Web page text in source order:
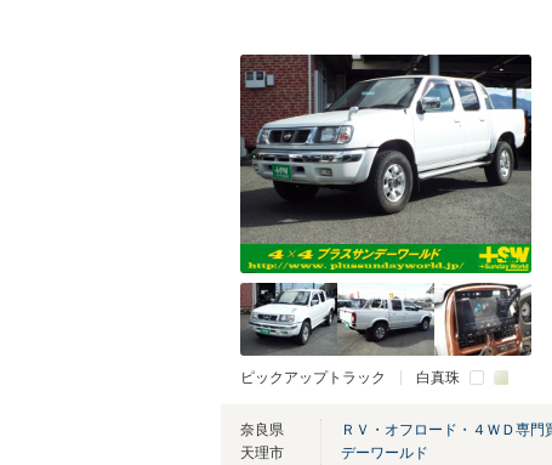
ピックアップトラック 白真珠
奈良県
天理市
ＲＶ・オフロード・４ＷＤ専
デーワールド